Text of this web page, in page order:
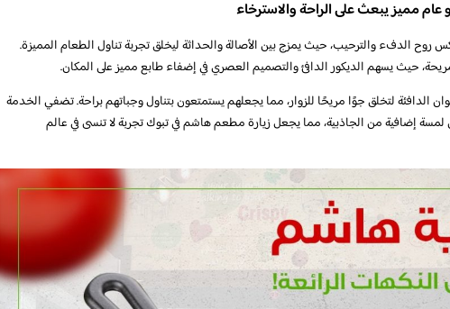
مميز يبعث على الراحة والاسترخاء
الدفء والترحيب، حيث يمزج بين الأصالة والحداثة ليخلق تجربة تناول الطعام المميزة.
حيث يسهم الديكور الدافئ والتصميم العصري في إضفاء طابع مميز على المكان.
الدافئة لتخلق جوًا مريحًا للزوار، مما يجعلهم يستمتعون بتناول وجباتهم براحة. تضفي الخدمة
لمسة إضافية من الجاذبية، مما يجعل زيارة مطعم هاشم في تبوك تجربة لا تنسى في عالم